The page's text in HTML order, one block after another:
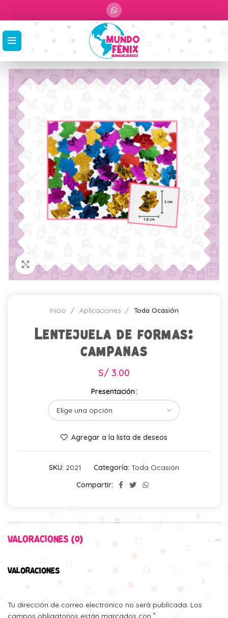
Click para agrandar
Inicio Aplicaciones Toda Ocasión
Lentejuela de formas:
campanas
S/ 3.00
Presentación
Agregar a la lista de deseos
SKU: 2021 Categoría: Toda Ocasión
Compartir:
VALORACIONES (0)
VALORACIONES
Tu dirección de correo electrónico no será publicada. Los
campos obligatorios están marcados con *